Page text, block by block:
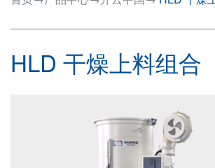
HLD 干燥上料组合